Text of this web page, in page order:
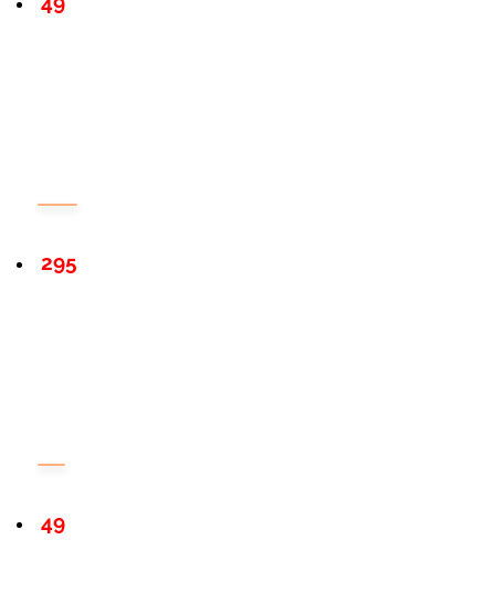
295
49